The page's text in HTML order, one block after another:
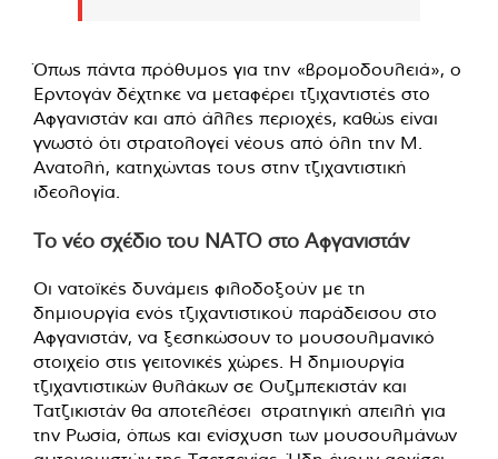
Όπως πάντα πρόθυμος για την «βρομοδουλειά», ο
Ερντογάν δέχτηκε να μεταφέρει τζιχαντιστές στο
Αφγανιστάν και από άλλες περιοχές, καθώς είναι
γνωστό ότι στρατολογεί νέους από όλη την Μ.
Ανατολή, κατηχώντας τους στην τζιχαντιστική
ιδεολογία.
Το νέο σχέδιο του ΝΑΤΟ στο Αφγανιστάν
Οι νατοϊκές δυνάμεις φιλοδοξούν με τη
δημιουργία ενός τζιχαντιστικού παράδεισου στο
Αφγανιστάν, να ξεσηκώσουν το μουσουλμανικό
στοιχείο στις γειτονικές χώρες. Η δημιουργία
τζιχαντιστικών θυλάκων σε Ουζμπεκιστάν και
Τατζικιστάν θα αποτελέσει στρατηγική απειλή για
την Ρωσία, όπως και ενίσχυση των μουσουλμάνων